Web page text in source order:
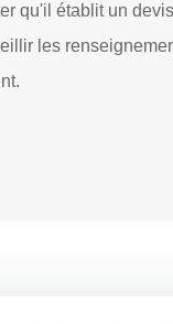
qu'il établit un
les